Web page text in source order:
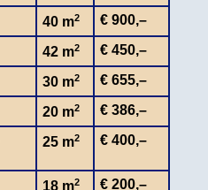
40 m2
€ 900,–
42 m2
€ 450,–
30 m2
€ 655,–
20 m2
€ 386,–
25 m2 € 400,–
18 m2
€ 200,–